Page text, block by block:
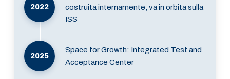
2022
costruita internamente, va in orbita sulla
ISS
2025
Space for Growth: Integrated Test and
Acceptance Center